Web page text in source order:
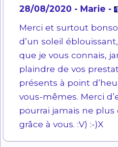
28/08/2020 - Marie -
Merci et surtout
d’un soleil
que je vous connais,
plaindre de vos
présents à point
vous-mêmes. Merci
pourrai jamais ne
grâce à vous. :V) :-)X